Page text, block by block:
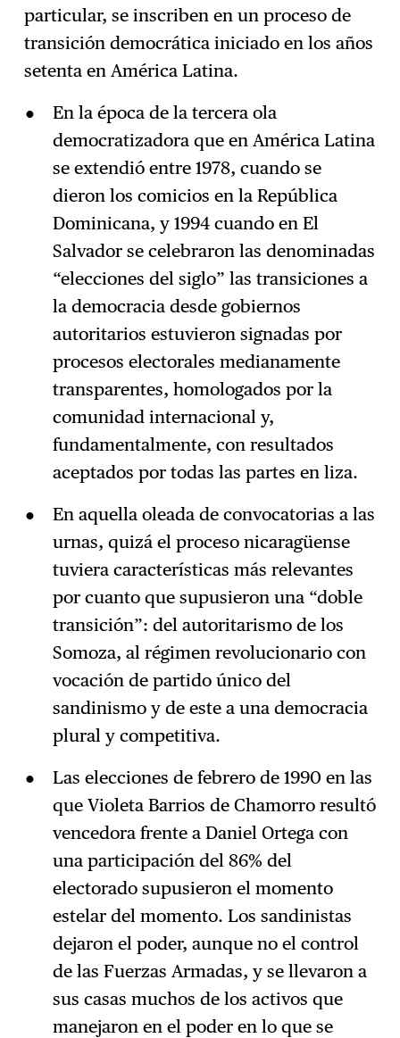
particular, se inscriben en un proceso de
transición democrática iniciado en los años
setenta en América Latina.
En la época de la tercera ola
democratizadora que en América Latina
se extendió entre 1978, cuando se
dieron los comicios en la República
Dominicana, y 1994 cuando en El
Salvador se celebraron las denominadas
“elecciones del siglo” las transiciones a
la democracia desde gobiernos
autoritarios estuvieron signadas por
procesos electorales medianamente
transparentes, homologados por la
comunidad internacional y,
fundamentalmente, con resultados
aceptados por todas las partes en liza.
En aquella oleada de convocatorias a las
urnas, quizá el proceso nicaragüense
tuviera características más relevantes
por cuanto que supusieron una “doble
transición”: del autoritarismo de los
Somoza, al régimen revolucionario con
vocación de partido único del
sandinismo y de este a una democracia
plural y competitiva.
Las elecciones de febrero de 1990 en las
que Violeta Barrios de Chamorro resultó
vencedora frente a Daniel Ortega con
una participación del 86% del
electorado supusieron el momento
estelar del momento. Los sandinistas
dejaron el poder, aunque no el control
de las Fuerzas Armadas, y se llevaron a
sus casas muchos de los activos que
manejaron en el poder en lo que se